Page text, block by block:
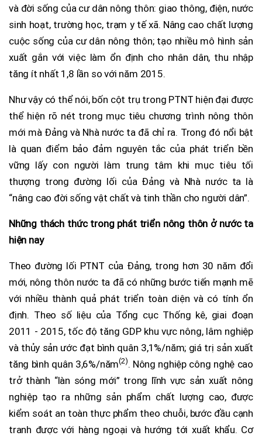
và đời sống của cư dân nông thôn: giao thông, điện, nước
sinh hoạt, trường học, trạm y tế xã. Nâng cao chất lượng
cuộc sống của cư dân nông thôn; tạo nhiều mô hình sản
xuất gắn với việc làm ổn định cho nhân dân, thu nhập
tăng ít nhất 1,8 lần so với năm 2015.
Như vậy có thể nói, bốn cột trụ trong PTNT hiện đại được
thể hiện rõ nét trong mục tiêu chương trình nông thôn
mới mà Đảng và Nhà nước ta đã chỉ ra. Trong đó nổi bật
là quan điểm bảo đảm nguyên tắc của phát triển bền
vững lấy con người làm trung tâm khi mục tiêu tối
thượng trong đường lối của Đảng và Nhà nước ta là
“nâng cao đời sống vật chất và tinh thần cho người dân”.
Những thách thức trong phát triển nông thôn ở nước ta
hiện nay
Theo đường lối PTNT của Đảng, trong hơn 30 năm đổi
mới, nông thôn nước ta đã có những bước tiến mạnh mẽ
với nhiều thành quả phát triển toàn diện và có tính ổn
định. Theo số liệu của Tổng cục Thống kê, giai đoạn
2011 - 2015, tốc độ tăng GDP khu vực nông, lâm nghiệp
và thủy sản ước đạt bình quân 3,1%/năm; giá trị sản xuất
tăng bình quân 3,6%/năm(2). Nông nghiệp công nghệ cao
trở thành “làn sóng mới” trong lĩnh vực sản xuất nông
nghiệp tạo ra những sản phẩm chất lượng cao, được
kiểm soát an toàn thực phẩm theo chuỗi, bước đầu cạnh
tranh được với hàng ngoại và hướng tới xuất khẩu. Cơ